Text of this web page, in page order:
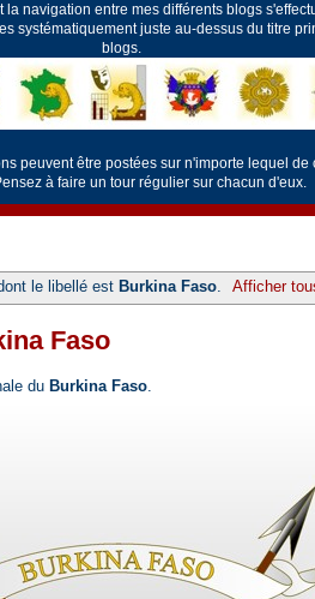
la navigation entre mes différents blogs
systématiquement juste au-dessus du titre
blogs.
peuvent être postées sur n'importe lequel de
à faire un tour régulier sur chacun d'eux.
le libellé est Burkina Faso. Afficher
Faso
du Burkina Faso